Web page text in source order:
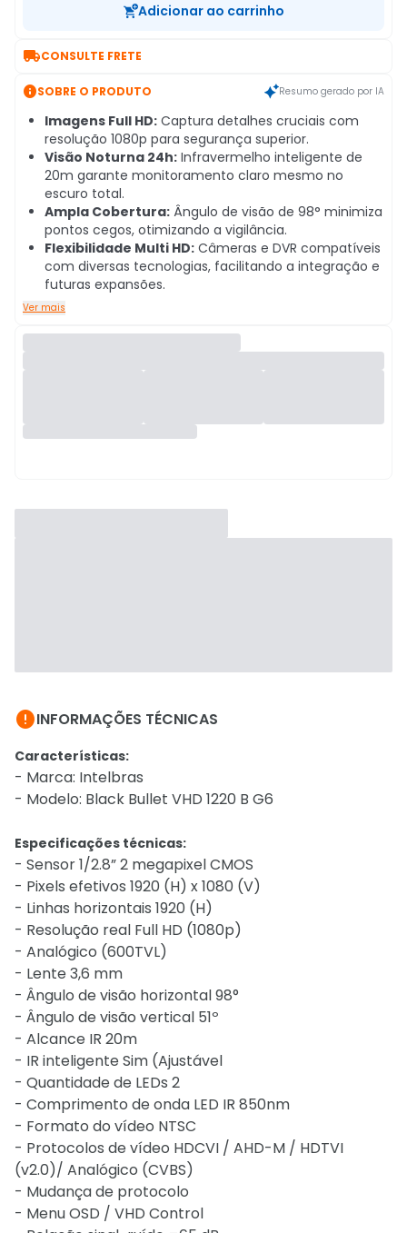
Adicionar ao carrinho
CONSULTE FRETE
SOBRE O PRODUTO Resumo gerado por IA
Imagens Full HD: Captura detalhes cruciais com
resolução 1080p para segurança superior.
Visão Noturna 24h: Infravermelho inteligente de
20m garante monitoramento claro mesmo no
escuro total.
Ampla Cobertura: Ângulo de visão de 98° minimiza
pontos cegos, otimizando a vigilância.
Flexibilidade Multi HD: Câmeras e DVR compatíveis
com diversas tecnologias, facilitando a integração e
futuras expansões.
Ver mais
INFORMAÇÕES TÉCNICAS
Características:
- Marca: Intelbras
- Modelo: Black Bullet VHD 1220 B G6
Especificações técnicas:
- Sensor 1/2.8” 2 megapixel CMOS
- Pixels efetivos 1920 (H) x 1080 (V)
- Linhas horizontais 1920 (H)
- Resolução real Full HD (1080p)
- Analógico (600TVL)
- Lente 3,6 mm
- Ângulo de visão horizontal 98°
- Ângulo de visão vertical 51º
- Alcance IR 20m
- IR inteligente Sim (Ajustável
- Quantidade de LEDs 2
- Comprimento de onda LED IR 850nm
- Formato do vídeo NTSC
- Protocolos de vídeo HDCVI / AHD-M / HDTVI
(v2.0)/ Analógico (CVBS)
- Mudança de protocolo
- Menu OSD / VHD Control